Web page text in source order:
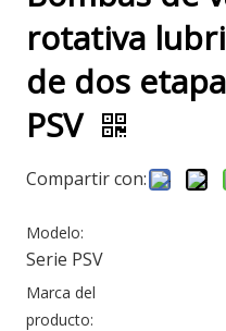
rotativa
de dos
PSV
Compartir con:
Modelo:
Serie PSV
Marca del
producto: